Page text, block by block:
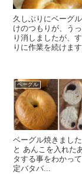
久しぶりにベーグ
けのつもりが、う
り消しましたが、
りに作業を続けま
ベーグル
ベーグル焼きまし
と あんこを入れた
タする事をわかっ
定バタバ...